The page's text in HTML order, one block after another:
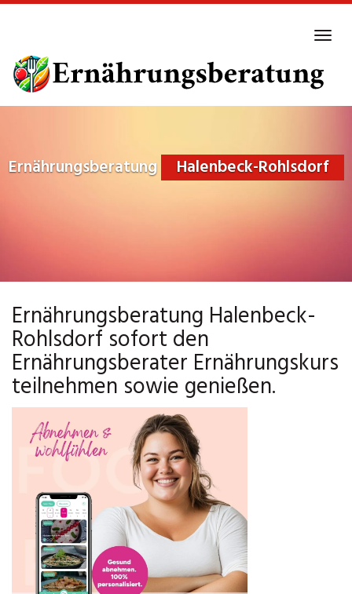
main
content
Ernährungsberatung Halenbeck-Rohlsdorf
Ernährungsberatung Halenbeck-
Rohlsdorf sofort den
Ernährungsberater Ernährungskurs
teilnehmen sowie genießen.